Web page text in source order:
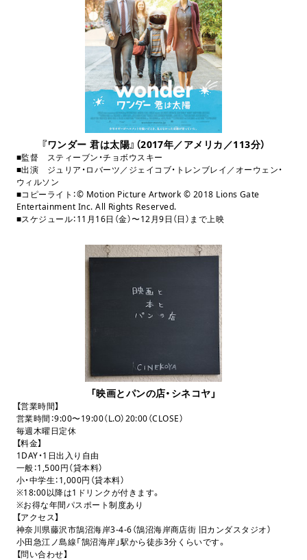
『ワンダー 君は太陽』（2017年／アメリカ／113分）
■監督 スティーブン・チョボウスキー
■出演 ジュリア・ロバーツ／ジェイコブ・トレンブレイ／オーウェン・
ウィルソン
■コピーライト：© Motion Picture Artwork © 2018 Lions Gate
Entertainment Inc. All Rights Reserved.
■スケジュール：11 月16日（金）〜12月9日（日）まで上映
「映画とパンの店・シネコヤ」
【営業時間】
営業時間：9:00〜19:00（L.O）20:00（CLOSE）
毎週木曜日定休
【料金】
1DAY・1日出入り自由
一般：1,500円（貸本料）
小・中学生：1,000円（貸本料）
※18:00以降は1ドリンクが付きます。
※お得な年間パスポート制度あり
【アクセス】
神奈川県藤沢市鵠沼海岸3-4-6（鵠沼海岸商店街 旧カンダスタジオ）
小田急江ノ島線「鵠沼海岸」駅から徒歩3分くらいです。
【問い合わせ】